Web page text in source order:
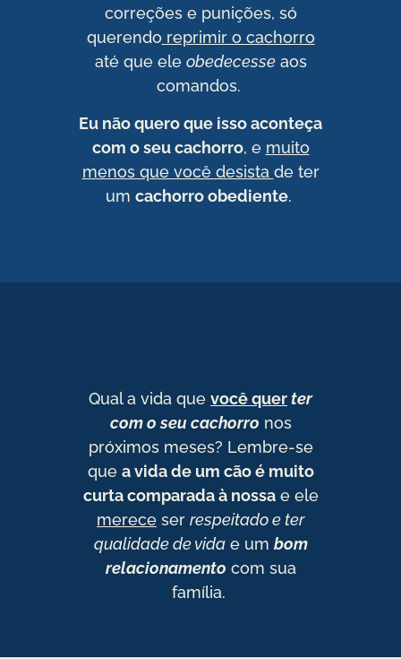
correções e punições, só
querendo reprimir o cachorro
até que ele obedecesseaos
comandos.
Eu não quero que isso aconteça
com o seu cachorro, e muito
menos que você desista de ter
um cachorro obediente.
Qual a vida que você querter
com o seu cachorro nos
próximos meses? Lembre-se
que a vida de um cão é muito
curta comparada à nossae ele
merece ser respeitado e ter
qualidade de vidae um bom
relacionamento com sua
família.